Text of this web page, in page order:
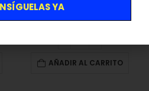
10,95
AÑADIR AL CARRITO
YA